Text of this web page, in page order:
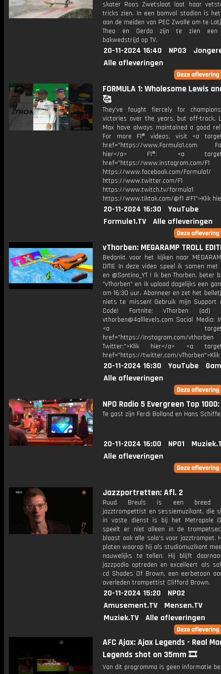
skater Roos Zwetsloot laat haar
tricks zien. In een bomvol stadion is
aan de meiden van PEC Zwolle om te
Theo en Gerda zijn te zien een
bakwedstrijd op TV.
20-11-2024 16:40 NPO3
Alle afleveringen
FORMULA 1: Wholesome Lewis
🥰
They've fought fiercely for
victories over the years, but off-track,
Max have always maintained a good
For more F1® videos, visit <a
href="https://www.Formula1.com
hier</a> F1®: <a
href="https://www.instagram.com/F1
https://www.facebook.com/Formula1/
https://www.twitter.com/F1
https://www.twitch.tv/formula1
https://www.tiktok.com/@f1 #F1">Klik
20-11-2024 16:30
YouTube
Formule1.TV
Alle afleveringen
vThorben: MEGARAMP TROLL
Bedankt voor het kijken naar
DITIE In deze video speel ik samen met
en @Santino_YT ! Ik ben Thorben, beter
"vThorben" en ik upload dagelijks een
om 16:30 uur. Abonneer en zet het
niets te missen! Gebruik mijn Support
Code! Fortnite: vThorben (ad)
vthorben@4alllevels.com Social Media:
<a
href="https://instagram.com/vthorben
Twitter:">Klik hier</a> <a
href="https://twitter.com/
20-11-2024 16:30 YouTube
Alle afleveringen
NPO Radio 5 Evergreen Top
Te gast zijn Ferdi Bolland en Hans
20-11-2024 16:00 NPO1
Alle afleveringen
Jazzportretten: Afl. 2
Ruud Breuls is een breed
jazztrompettist en sessiemuzikant, die
in vaste dienst is bij het Metropole
speelt er niet alleen in de
blaast ook alle solo's voor jazztrompet.
platen waarop hij als studiomuzikant
nauwelijks te tellen. Hij blijft
jazzpodia optreden en excelleert als
cd Shades Of Brown, een eerbetoon
overleden trompettist Clifford Brown.
20-11-2024 15:20
NPO2
Amusement.TV
Mensen.TV
Muziek.TV
Alle afleveringen
AFC Ajax: Ajax Legends - Real
Legends shot on 35mm 🎞️
Van dit programma is geen informatie